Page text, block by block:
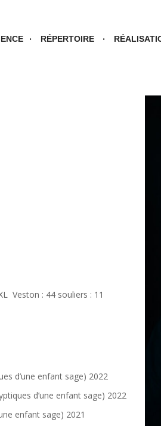
RÉPERTOIRE
Veston : 44 souliers : 11
d’une enfant sage) 2022
d’une enfant sage) 2022
enfant sage) 2021